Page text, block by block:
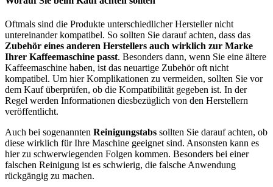
Oftmals sind die Produkte unterschiedlicher Hersteller nicht
untereinander kompatibel. So sollten Sie darauf achten, dass das
Zubehör eines anderen Herstellers auch wirklich zur Marke
Ihrer Kaffeemaschine passt. Besonders dann, wenn Sie eine ältere
Kaffeemaschine haben, ist das neuartige Zubehör oft nicht
kompatibel. Um hier Komplikationen zu vermeiden, sollten Sie vor
dem Kauf überprüfen, ob die Kompatibilität gegeben ist. In der
Regel werden Informationen diesbezüglich von den Herstellern
veröffentlicht.
Auch bei sogenannten Reinigungstabs sollten Sie darauf achten, ob
diese wirklich für Ihre Maschine geeignet sind. Ansonsten kann es
hier zu schwerwiegenden Folgen kommen. Besonders bei einer
falschen Reinigung ist es schwierig, die falsche Anwendung
rückgängig zu machen.